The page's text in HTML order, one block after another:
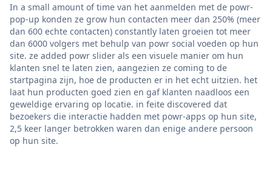
In a small amount of time van het aanmelden met de powr-
pop-up konden ze grow hun contacten meer dan 250% (meer
dan 600 echte contacten) constantly laten groeien tot meer
dan 6000 volgers met behulp van powr social voeden op hun
site. ze added powr slider als een visuele manier om hun
klanten snel te laten zien, aangezien ze coming to de
startpagina zijn, hoe de producten er in het echt uitzien. het
laat hun producten goed zien en gaf klanten naadloos een
geweldige ervaring op locatie. in feite discovered dat
bezoekers die interactie hadden met powr-apps op hun site,
2,5 keer langer betrokken waren dan enige andere persoon
op hun site.